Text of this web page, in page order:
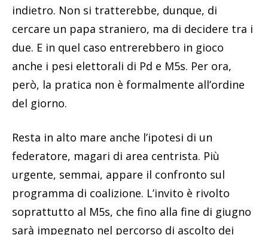
indietro. Non si tratterebbe, dunque, di
cercare un papa straniero, ma di decidere tra i
due. E in quel caso entrerebbero in gioco
anche i pesi elettorali di Pd e M5s. Per ora,
però, la pratica non è formalmente all’ordine
del giorno.
Resta in alto mare anche l’ipotesi di un
federatore, magari di area centrista. Più
urgente, semmai, appare il confronto sul
programma di coalizione. L’invito è rivolto
soprattutto al M5s, che fino alla fine di giugno
sarà impegnato nel percorso di ascolto dei